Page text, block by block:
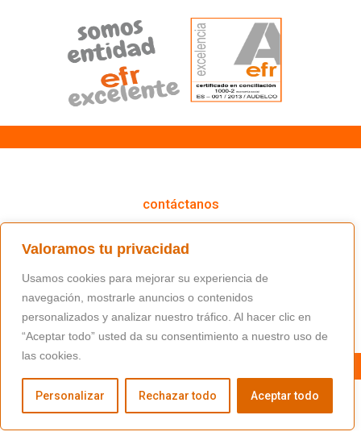
Valoramos tu privacidad
Usamos cookies para mejorar su experiencia de
navegación, mostrarle anuncios o contenidos
personalizados y analizar nuestro tráfico. Al hacer clic en
“Aceptar todo” usted da su consentimiento a nuestro uso de
las cookies.
Personalizar Rechazar todo Aceptar todo
contáctanos
(+34) 91 766 98 56 / fundacion@masfamilia.org
síguenos en nuestras redes sociales